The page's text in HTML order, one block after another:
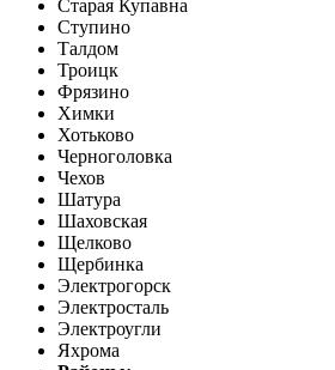
Старая Купавна
Ступино
Талдом
Троицк
Фрязино
Химки
Хотьково
Черноголовка
Чехов
Шатура
Шаховская
Щелково
Щербинка
Электрогорск
Электросталь
Электроугли
Яхрома